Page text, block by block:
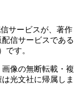
サービスが、著作
信サービスである
です。
像の無断転載・複
光文社に帰属しま